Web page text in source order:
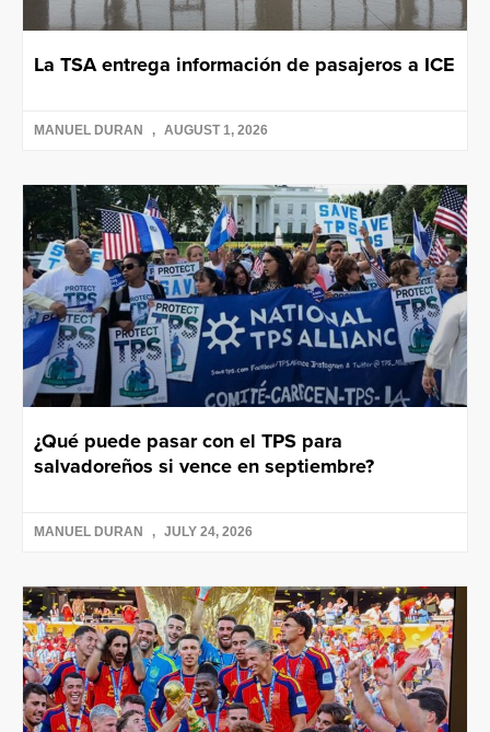
La TSA entrega información de pasajeros a ICE
MANUEL DURAN AUGUST 1, 2026
¿Qué puede pasar con el TPS para
salvadoreños si vence en septiembre?
MANUEL DURAN JULY 24, 2026